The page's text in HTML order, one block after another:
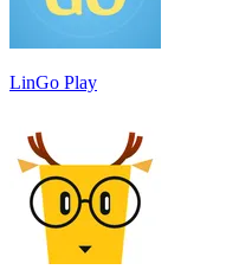
LinGo Play